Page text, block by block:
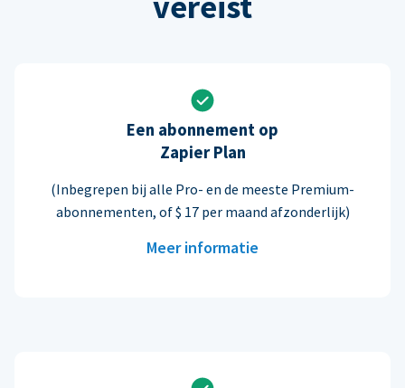
Een abonnement op
Zapier Plan
(Inbegrepen bij alle Pro- en de meeste Premium-
abonnementen, of $ 17 per maand afzonderlijk)
Meer informatie